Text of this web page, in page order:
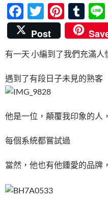
F
ac
e
b
o
o
k
T
w
itt
er
Pi
nt
er
es
t
T
u
m
bl
r
Post
有一天 小編到了我們充滿人
遇到了有段日子未見的熟客
他是一位，顛覆我印象的人
每個系統都嘗試過
當然，他也有他鍾愛的品牌